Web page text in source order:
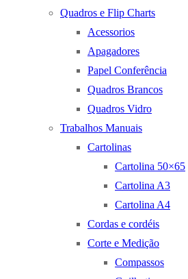
Quadros e Flip Charts
Acessorios
Apagadores
Papel Conferência
Quadros Brancos
Quadros Vidro
Trabalhos Manuais
Cartolinas
Cartolina 50×65
Cartolina A3
Cartolina A4
Cordas e cordéis
Corte e Medição
Compassos